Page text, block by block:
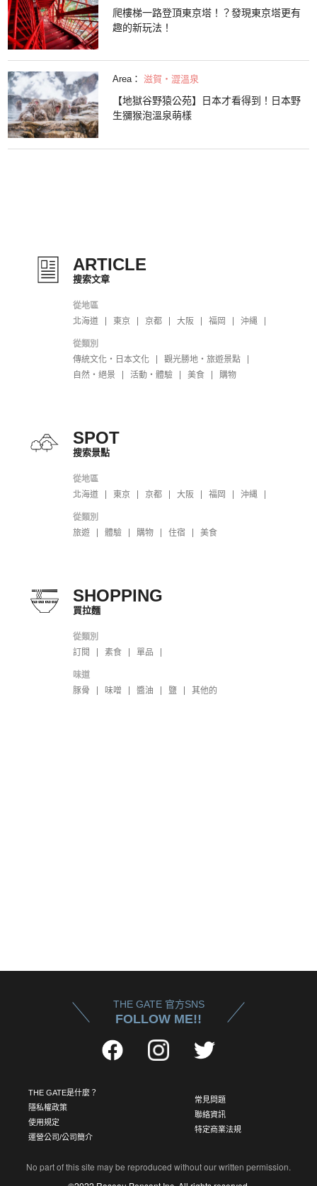
爬樓梯一路登頂東京塔！？發現東京塔更有
趣的新玩法！
Area： 滋賀・澀溫泉
【地獄谷野猿公苑】日本才看得到！日本野
生獼猴泡溫泉萌樣
ARTICLE
搜索文章
從地區
北海道
東京 京都 大阪 福岡 沖縄
從類別
傳統文化・日本文化
觀光勝地・旅遊景點
自然・絕景
活動・體驗 美食 購物
SPOT
搜索景點
從地區
北海道
東京 京都 大阪 福岡 沖縄
從類別
旅遊
體驗 購物 住宿 美食
SHOPPING
買拉麵
從類別
訂閱
素食 單品
味道
豚骨
味噌 醬油 鹽 其他的
THE GATE 官方SNS
FOLLOW ME!!
THE GATE是什麼？
隱私權政策
使用規定
運營公司/公司簡介
常見問題
聯絡資訊
特定商業法規
No part of this site may be reproduced without our written permission.